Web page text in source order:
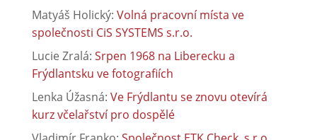
Matyáš Holický: Volná pracovní místa ve
společnosti CiS SYSTEMS s.r.o.
Lucie Zralá: Srpen 1968 na Liberecku a
Frýdlantsku ve fotografiích
Lenka Úžasná: Ve Frýdlantu se znovu otevírá
kurz včelařství pro dospělé